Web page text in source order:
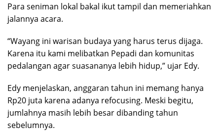
Para seniman lokal bakal ikut tampil dan memeriahkan
jalannya acara.
“Wayang ini warisan budaya yang harus terus dijaga.
Karena itu kami melibatkan Pepadi dan komunitas
pedalangan agar suasananya lebih hidup,” ujar Edy.
Edy menjelaskan, anggaran tahun ini memang hanya
Rp20 juta karena adanya refocusing. Meski begitu,
jumlahnya masih lebih besar dibanding tahun
sebelumnya.